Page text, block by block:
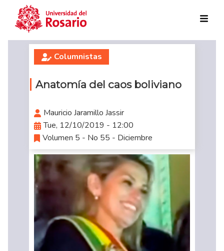
Skip to main content
Columnistas
Anatomía del caos boliviano
Mauricio Jaramillo Jassir
Tue, 12/10/2019 - 12:00
Volumen 5 - No 55 - Diciembre